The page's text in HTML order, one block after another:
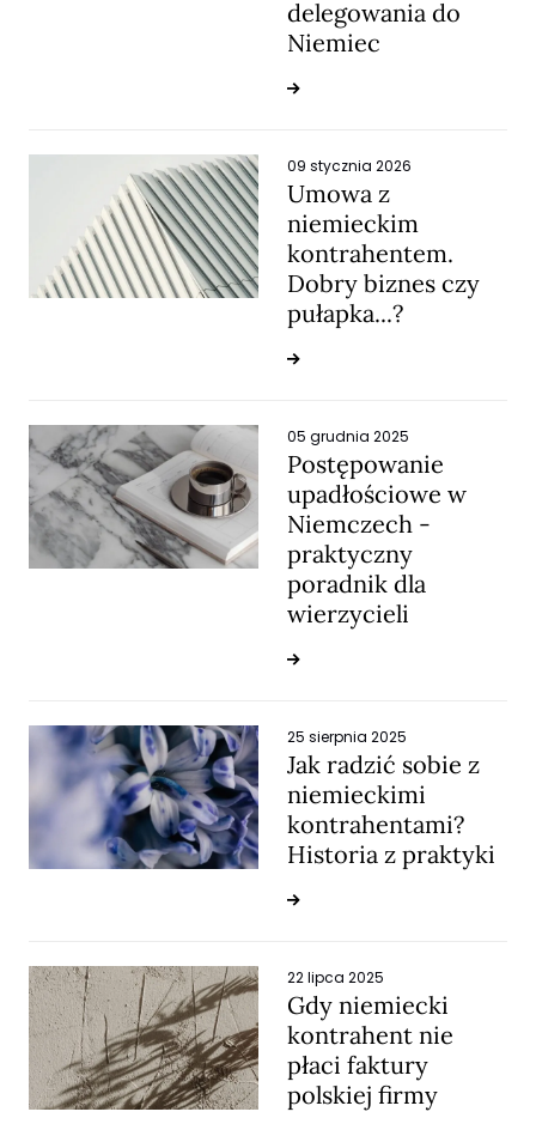
delegowania do
Niemiec
09 stycznia 2026
Umowa z
niemieckim
kontrahentem.
Dobry biznes czy
pułapka...?
05 grudnia 2025
Postępowanie
upadłościowe w
Niemczech -
praktyczny
poradnik dla
wierzycieli
25 sierpnia 2025
Jak radzić sobie z
niemieckimi
kontrahentami?
Historia z praktyki
22 lipca 2025
Gdy niemiecki
kontrahent nie
płaci faktury
polskiej firmy